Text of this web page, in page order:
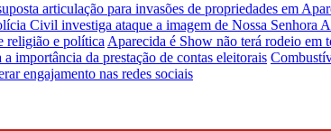
articulação para invasões de propriedades em
Civil investiga ataque a imagem de Nossa Senhora
religião e política Aparecida é Show não terá rodeio em
a importância da prestação de contas eleitorais
engajamento nas redes sociais